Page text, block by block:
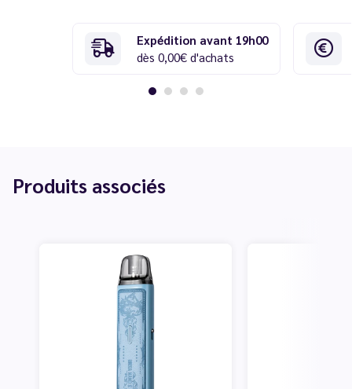
Expédition avant 19h00
dès 0,00€ d'achats
Produits associés